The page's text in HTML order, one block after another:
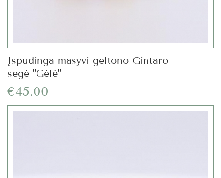
Įspūdinga masyvi geltono Gintaro
segė "Gėlė"
€45.00